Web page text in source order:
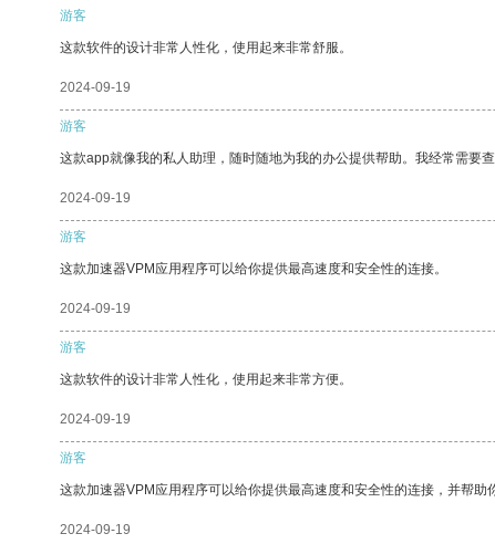
游客
这款软件的设计非常人性化，使用起来非常舒服。
2024-09-19
游客
这款app就像我的私人助理，随时随地为我的办公提供帮助。我经常需要
2024-09-19
游客
这款加速器VPM应用程序可以给你提供最高速度和安全性的连接。
2024-09-19
游客
这款软件的设计非常人性化，使用起来非常方便。
2024-09-19
游客
这款加速器VPM应用程序可以给你提供最高速度和安全性的连接，并帮助
2024-09-19